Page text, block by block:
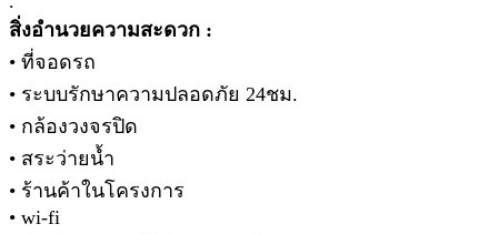
สิ่งอำนวยความสะดวก :
• ที่จอดรถ
• ระบบรักษาความปลอดภัย 24ชม.
• กล้องวงจรปิด
• สระว่ายน้ำ
• ร้านค้าในโครงการ
• wi-fi